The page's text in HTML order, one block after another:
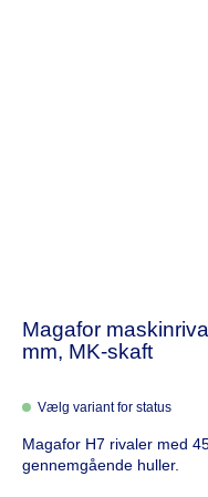
Magafor
mm, MK-skaft
Vælg variant for status
Magafor H7 rivaler med
gennemgående huller.